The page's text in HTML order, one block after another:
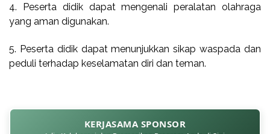
4. Peserta didik dapat mengenali peralatan olahraga
yang aman digunakan.
5. Peserta didik dapat menunjukkan sikap waspada dan
peduli terhadap keselamatan diri dan teman.
KERJASAMA SPONSOR